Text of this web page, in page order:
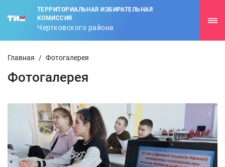
ТЕРРИТОРИАЛЬНАЯ ИЗБИРАТЕЛЬНАЯ
КОМИССИЯ
Чертковского района
Главная / Фотогалерея
Фотогалерея